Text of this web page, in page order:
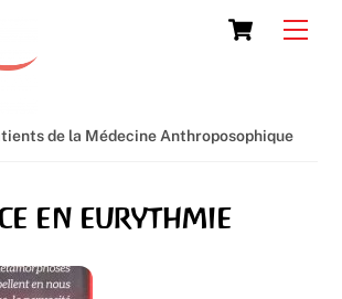
Cart
de la Médecine Anthroposophique
en eurythmie